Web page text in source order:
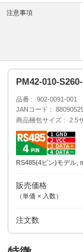
注意事項
PM42-010-
品番
902-0091-001
JANコード
商品梱包サイズ
2.5
RS485(4ピン)モデル,
販売価格
（単価 × 入数）
注文数